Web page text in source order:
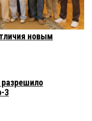
новым
3